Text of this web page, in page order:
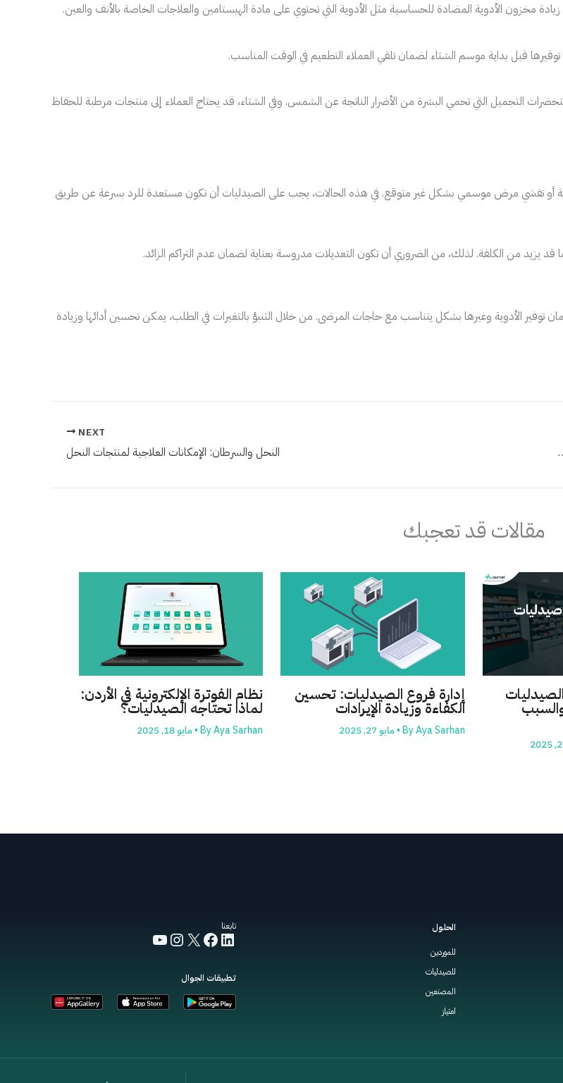
مخزون الأدوية المضادة للحساسية مثل الأدوية التي تحتوي على مادة الهيستامين والعلاجات الخاصة بالأنف والعين.
قبل بداية موسم الشتاء لضمان تلقي العملاء التطعيم في الوقت المناسب.
التجميل التي تحمي البشرة من الأضرار الناتجة عن الشمس. وفي الشتاء، قد يحتاج العملاء إلى منتجات مرطبة للحفاظ
أو تفشي مرض موسمي بشكل غير متوقع. في هذه الحالات، يجب على الصيدليات أن تكون مستعدة للرد بسرعة عن طريق
يزيد من الكلفة. لذلك، من الضروري أن تكون التعديلات مدروسة بعناية لضمان عدم التراكم الزائد.
الأدوية وغيرها بشكل يتناسب مع حاجات المرضى. من خلال التنبؤ بالتغيرات في الطلب، يمكن تحسين أدائها وزيادة
ويزيد من تفاعل العملاء
NEXT
النحل والسرطان: الإمكانات العلاجية لمنتجات النحل
مقالات قد تعجبك
الصيدليات إدارة فروع الصيدليات: تحسين
الكفاءة وزيادة الإيرادات
ByAya Sarhan
• مايو 27, 2025
نظام الفوترة الإلكترونية في الأردن:
لماذا تحتاجه الصيدليات؟
ByAya Sarhan
• مايو 18, 2025
الحلول
للموردين
للصيدليات
المصنعين
امتياز
تابعنا
LinkedIn
Facebook
X
Instagram
YouTube
تطبيقات الجوال